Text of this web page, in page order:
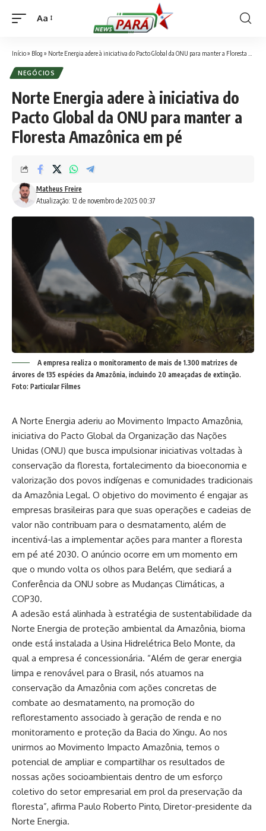
Font
Aa
Início» Blog » Norte Energia adere à iniciativa do Pacto Global da ONU para manter a Floresta Amazônica em pé
NEGÓCIOS
Norte Energia adere à iniciativa do
Pacto Global da ONU para manter a
Floresta Amazônica em pé
Atualização: 12 de novembro de 2025 00:37
Matheus Freire
A empresa realiza o monitoramento de mais de 1.300 matrizes de
árvores de 135 espécies da Amazônia, incluindo 20 ameaçadas de extinção.
Foto: Particular Filmes
A Norte Energia aderiu ao Movimento Impacto Amazônia,
iniciativa do Pacto Global da Organização das Nações
Unidas (ONU) que busca impulsionar iniciativas voltadas à
conservação da floresta, fortalecimento da bioeconomia e
valorização dos povos indígenas e comunidades tradicionais
da Amazônia Legal. O objetivo do movimento é engajar as
empresas brasileiras para que suas operações e cadeias de
valor não contribuam para o desmatamento, além de
incentivá-las a implementar ações para manter a floresta
em pé até 2030. O anúncio ocorre em um momento em
que o mundo volta os olhos para Belém, que sediará a
Conferência da ONU sobre as Mudanças Climáticas, a
COP30.
A adesão está alinhada à estratégia de sustentabilidade da
Norte Energia de proteção ambiental da Amazônia, bioma
onde está instalada a Usina Hidrelétrica Belo Monte, da
qual a empresa é concessionária. “Além de gerar energia
limpa e renovável para o Brasil, nós atuamos na
conservação da Amazônia com ações concretas de
combate ao desmatamento, na promoção do
reflorestamento associado à geração de renda e no
monitoramento e proteção da Bacia do Xingu. Ao nos
unirmos ao Movimento Impacto Amazônia, temos o
potencial de ampliar e compartilhar os resultados de
nossas ações socioambientais dentro de um esforço
coletivo do setor empresarial em prol da preservação da
floresta”, afirma Paulo Roberto Pinto, Diretor-presidente da
Norte Energia.